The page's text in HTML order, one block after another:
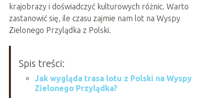
krajobrazy i doświadczyć kulturowych różnic. Warto
zastanowić się, ile czasu zajmie nam lot na Wyspy
Zielonego Przylądka z Polski.
Spis treści:
Jak wygląda trasa lotu z Polski na Wyspy
Zielonego Przylądka?